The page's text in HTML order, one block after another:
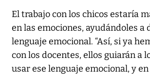
El trabajo con los chicos estaría
en las emociones, ayudándoles a
lenguaje emocional. “Así, si ya
con los docentes, ellos guiarán a
usar ese lenguaje emocional, y en